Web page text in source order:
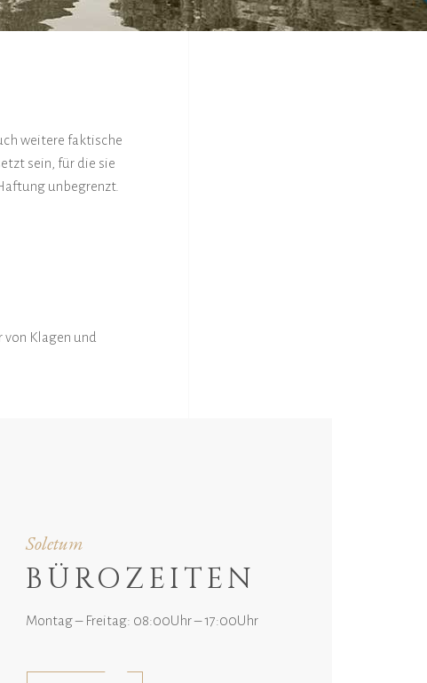
weitere faktische
sein, für die sie
unbegrenzt.
Klagen und
Soletum
BÜROZEITEN
Montag – Freitag: 08:00Uhr – 17:00Uhr